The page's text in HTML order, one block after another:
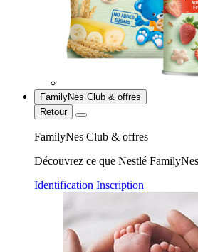
FamilyNes Club & offres
Retour
FamilyNes Club & offres
Découvrez ce que Nestlé
Identification Inscription